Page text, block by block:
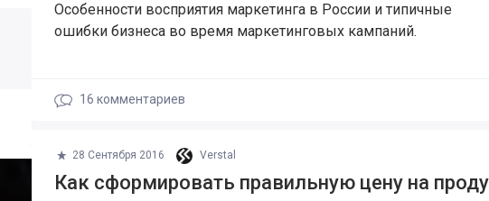
Особенности восприятия маркетинга в России и типичные
ошибки бизнеса во время маркетинговых кампаний.
16 комментариев
28 Сентября 2016 Verstal
Как сформировать правильную цену на